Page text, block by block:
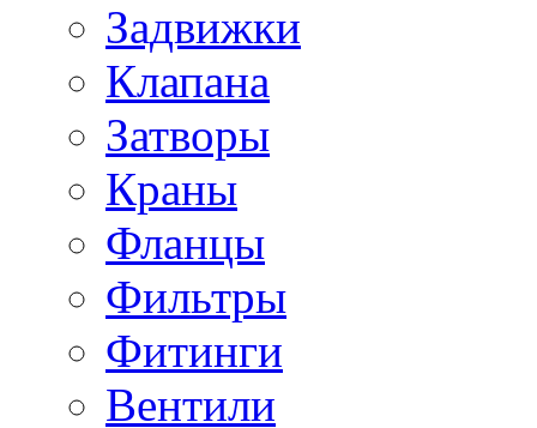
Задвижки
Клапана
Затворы
Краны
Фланцы
Фильтры
Фитинги
Вентили